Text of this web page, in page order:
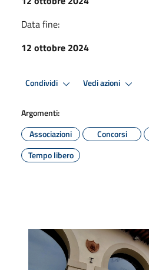
Data fine:
12 ottobre 2024
Condividi Vedi azioni
Argomenti:
Associazioni
Concorsi
Tempo libero